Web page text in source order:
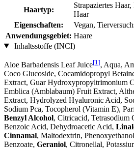
Haartyp:
Strapaziertes
Haar
Eigenschaften:
Vegan,
Anwendungsgebiet: Haare
Inhaltsstoffe (INCI)
Aloe Barbadensis Leaf Juice[1], Aqua,
Coco Glucoside, Cocamidopropyl
Extract, Guar Hydroxypropyltrimonium
Emblica (Amblabaum) Fruit Extract,
Extract, Hydrolyzed Hyaluronic Acid,
Sodium Pca, Tocopherol (Vitamin E),
Benzyl Alcohol, Citricacid, Tetrasodium
Benzoic Acid, Dehydroacetic Acid,
Cinnamal, Maltodextrin,
Benzoate, Geraniol, Citronellal,